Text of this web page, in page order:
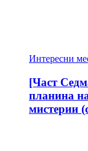
Интересни
[Част
планина
мистерии